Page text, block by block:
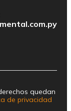
quedan
de privacidad